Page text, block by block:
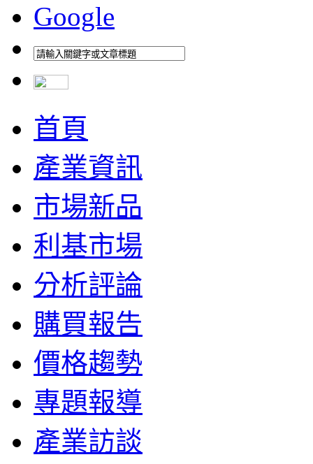
Google
首頁
產業資訊
市場新品
利基市場
分析評論
購買報告
價格趨勢
專題報導
產業訪談